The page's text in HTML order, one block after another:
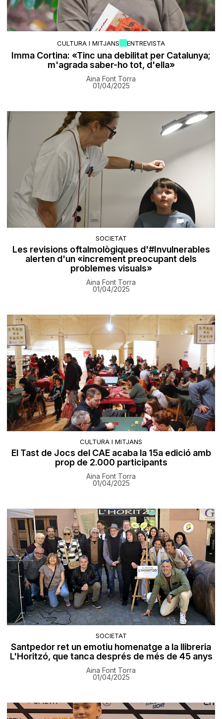
CULTURA I MITJANS ENTREVISTA
Imma Cortina: «Tinc una debilitat per Catalunya;
m'agrada saber-ho tot, d'ella»
Aina Font Torra
01/04/2025
SOCIETAT
Les revisions oftalmològiques d'#Invulnerables
alerten d'un «increment preocupant dels
problemes visuals»
Aina Font Torra
01/04/2025
CULTURA I MITJANS
El Tast de Jocs del CAE acaba la 15a edició amb
prop de 2.000 participants
Aina Font Torra
01/04/2025
SOCIETAT
Santpedor ret un emotiu homenatge a la llibreria
L'Horitzó, que tanca després de més de 45 anys
Aina Font Torra
01/04/2025